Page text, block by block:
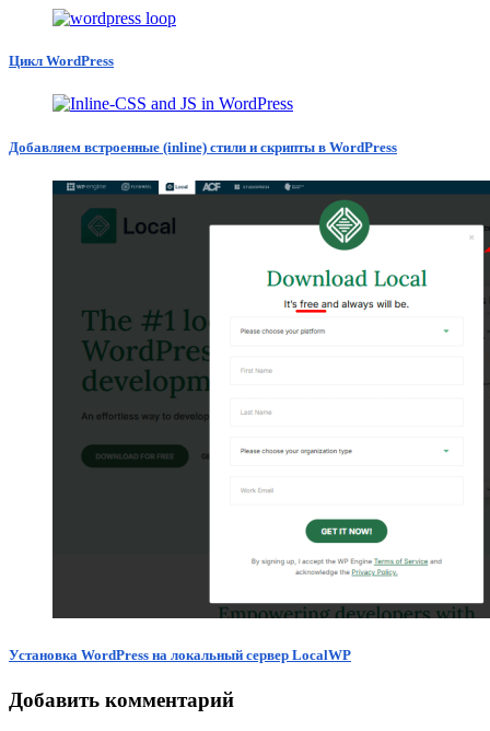
Цикл WordPress
Добавляем встроенные (inline) стили и скрипты в WordPress
Установка WordPress на локальный сервер LocalWP
Добавить комментарий